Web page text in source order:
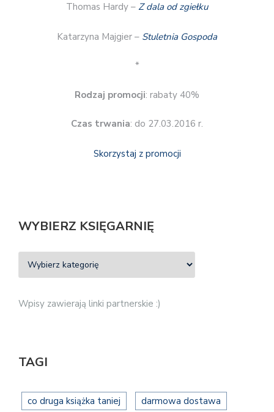
Thomas Hardy – Z dala od zgiełku
Katarzyna Majgier – Stuletnia Gospoda
*
Rodzaj promocji: rabaty 40%
Czas trwania: do 27.03.2016 r.
Skorzystaj z promocji
WYBIERZ KSIĘGARNIĘ
Wpisy zawierają linki partnerskie :)
TAGI
co druga książka taniej darmowa dostawa